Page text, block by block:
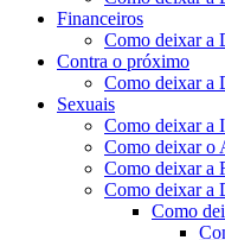
Financeiros
Como deixar a
Contra o próximo
Como deixar a
Sexuais
Como deixar a
Como deixar o
Como deixar a
Como deixar a
Como